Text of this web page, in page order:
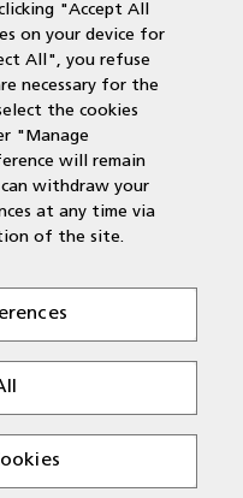
"Accept All
on your device for
All", you refuse
necessary for the
the cookies
"Manage
will remain
withdraw your
at any time via
of the site.